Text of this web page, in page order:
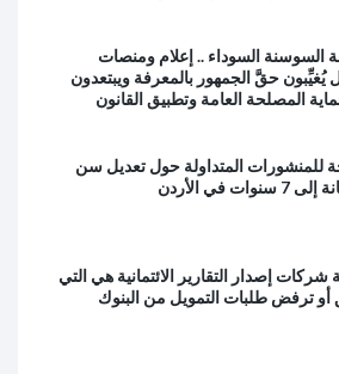
السوسنة السوداء .. إعلام ومنصات
يُغيِّبون حقَّ الجمهور بالمعرفة ويبتعدون
المصلحة العامة وتطبيق القانون
للمنشورات المتداولة حول تعديل سن
في الأردن
شركات إصدار التقارير الائتمانية هي التي
أو ترفض طلبات التمويل من البنوك